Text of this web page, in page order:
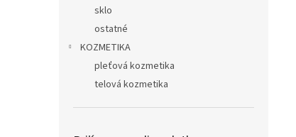
sklo
ostatné
KOZMETIKA
pleťová kozmetika
telová kozmetika